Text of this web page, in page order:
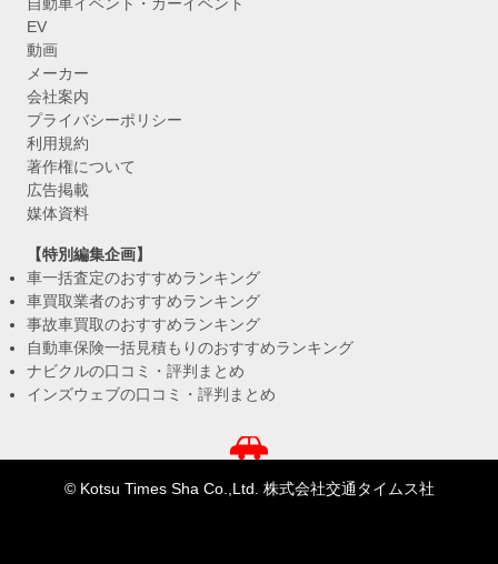
EV
動画
メーカー
会社案内
プライバシーポリシー
利用規約
著作権について
広告掲載
媒体資料
【特別編集企画】
車一括査定のおすすめランキング
車買取業者のおすすめランキング
事故車買取のおすすめランキング
自動車保険一括見積もりのおすすめランキング
ナビクルの口コミ・評判まとめ
インズウェブの口コミ・評判まとめ
© Kotsu Times Sha Co.,Ltd. 株式会社交通タイムス社